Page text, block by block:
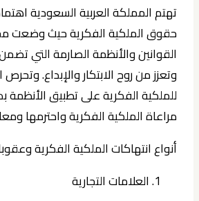
تهتم المملكة العربية السعودية
حقوق الملكية الفكرية حيث وضعت
القوانين والأنظمة الصارمة التي
وتعزز من روح الابتكار والإبداع.
للملكية الفكرية على تطبيق
مراعاة الملكية الفكرية واحترمها
أنواع انتهاكات الملكية الفكرية
العلامات التجارية